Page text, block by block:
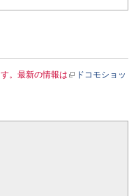
。最新の情報は
ドコモショッ